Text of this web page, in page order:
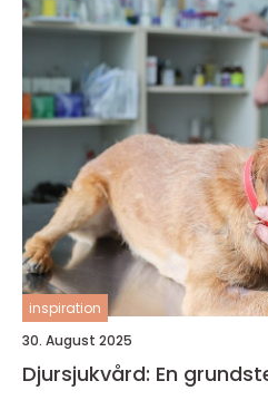
inspiration
30. August 2025
Djursjukvård: En